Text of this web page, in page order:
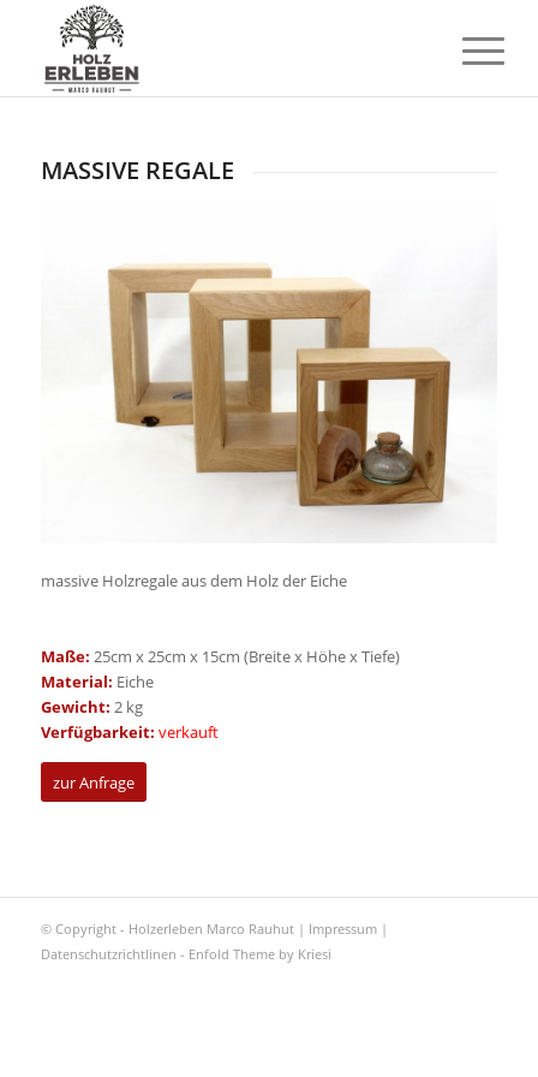
MASSIVE REGALE
massive Holzregale aus dem Holz der Eiche
Maße: 25cm x 25cm x 15cm (Breite x Höhe x Tiefe)
Material: Eiche
Gewicht: 2 kg
Verfügbarkeit: verkauft
zur Anfrage
© Copyright - Holzerleben Marco Rauhut | Impressum|
Datenschutzrichtlinen - Enfold Theme by Kriesi